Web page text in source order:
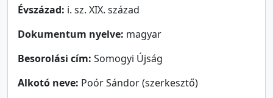
Évszázad: i. sz. XIX. század
Dokumentum nyelve: magyar
Besorolási cím: Somogyi Újság
Alkotó neve: Poór Sándor (szerkesztő)